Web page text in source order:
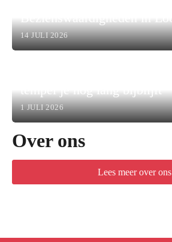
Bezienswaardigheden in
14 JULI 2026
tempel je nog lang bijblijft
1 JULI 2026
Over ons
Lees meer over ons